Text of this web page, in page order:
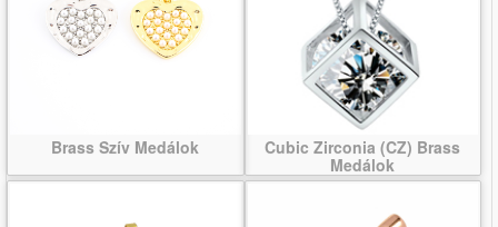
Brass Szív Medálok
Cubic Zirconia (CZ) Brass
Medálok